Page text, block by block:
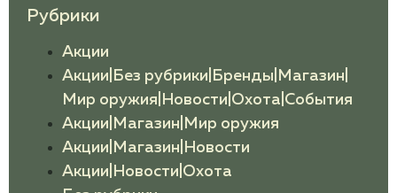
Рубрики
Акции
Акции|Без рубрики|Бренды|Магазин|
Мир оружия|Новости|Охота|События
Акции|Магазин|Мир оружия
Акции|Магазин|Новости
Акции|Новости|Охота